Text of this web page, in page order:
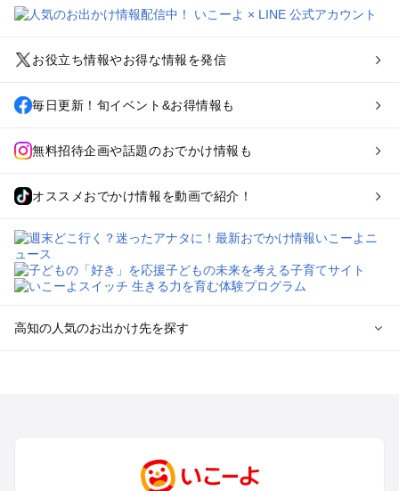
お役立ち情報やお得な情報を発信
毎日更新！旬イベント&お得情報も
無料招待企画や話題のおでかけ情報も
オススメおでかけ情報を動画で紹介！
高知の人気のお出かけ先を探す